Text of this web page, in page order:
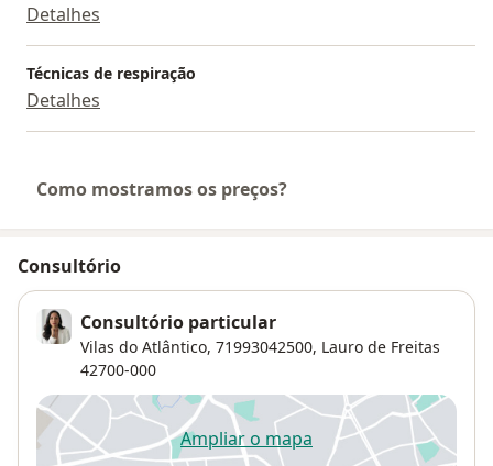
Detalhes
Técnicas de respiração
Detalhes
Como mostramos os preços?
Consultório
Consultório particular
Vilas do Atlântico, 71993042500, Lauro de Freitas
42700-000
Ampliar o mapaabre num novo separador